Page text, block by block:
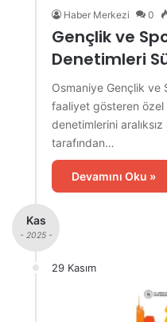
Haber Merkezi 0
Gençlik ve
Denetimleri
Osmaniye Gençlik
faaliyet gösteren özel
denetimlerini
tarafından…
Devamını Oku »
Kas
- 2025 -
29 Kasım